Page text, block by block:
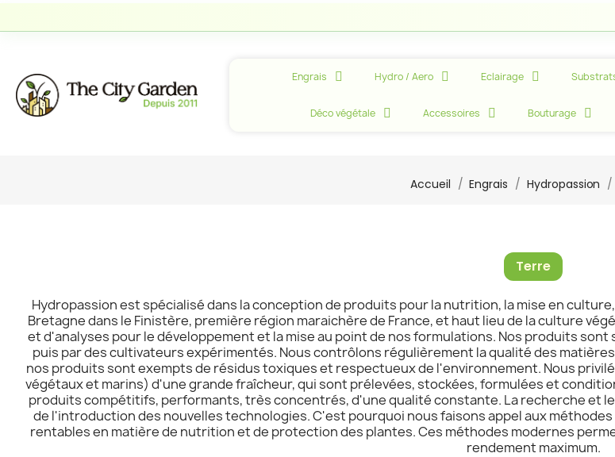
Engrais Hydro / Aero Eclairage
Déco végétale Accessoires Bouturage
Accueil Engrais Hydropassion
Terre
Hydropassion est spécialisé dans la conception de produits pour la nutrition, la mise en
Bretagne dans le Finistère, première région maraichère de France, et haut lieu de la culture
et d'analyses pour le développement et la mise au point de nos formulations. Nos produits
puis par des cultivateurs expérimentés. Nous contrôlons régulièrement la qualité des
nos produits sont exempts de résidus toxiques et respectueux de l'environnement. Nous
végétaux et marins) d'une grande fraîcheur, qui sont prélevées, stockées, formulées et
produits compétitifs, performants, très concentrés, d'une qualité constante. La recherche et
de l'introduction des nouvelles technologies. C'est pourquoi nous faisons appel aux
rentables en matière de nutrition et de protection des plantes. Ces méthodes modernes
rendement maximum.